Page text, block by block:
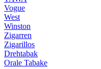
Vogue
West
Winston
Zigarren
Zigarillos
Drehtabak
Orale Tabake